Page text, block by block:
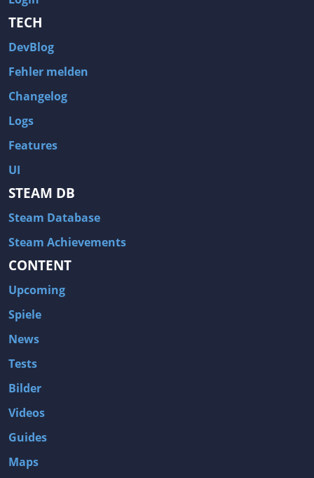
TECH
DevBlog
Fehler melden
Changelog
Logs
Features
UI
STEAM DB
Steam Database
Steam Achievements
CONTENT
Upcoming
Spiele
News
Tests
Bilder
Videos
Guides
Maps